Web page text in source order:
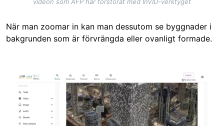
videon som AFP har förstorat med InVID-verktyget
När man zoomar in kan man dessutom se byggnader i
bakgrunden som är förvrängda eller ovanligt formade.
Image